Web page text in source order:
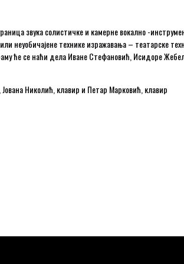
звука солистичке и камерне вокално -
неуобичајене технике изражавања – театарске
ће се наћи дела Иване Стефановић, Исидоре
Николић, клавир и Петар Марковић, клавир